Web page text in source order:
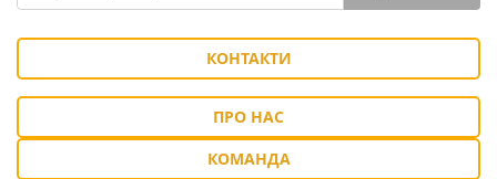
КОНТАКТИ
ПРО НАС
КОМАНДА